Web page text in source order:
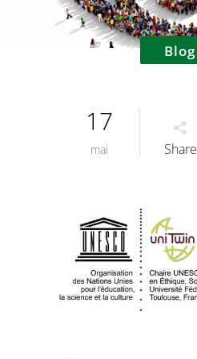
Blog
17
mai Share